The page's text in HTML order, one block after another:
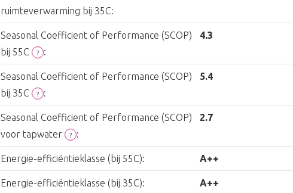
ruimteverwarming bij 35C:
Seasonal Coefficient of Performance (SCOP)
bij 55C
? :
4.3
Seasonal Coefficient of Performance (SCOP)
bij 35C
? :
5.4
Seasonal Coefficient of Performance (SCOP)
voor tapwater
? :
2.7
Energie-efficiëntieklasse (bij 55C): A++
Energie-efficiëntieklasse (bij 35C): A++